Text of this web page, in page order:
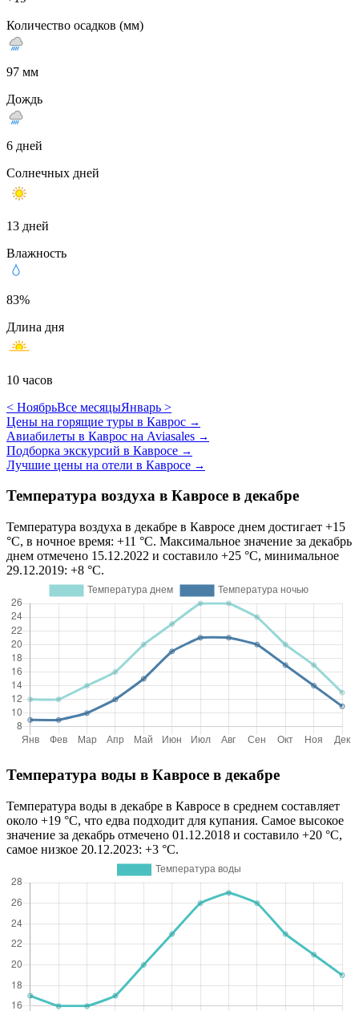
Количество осадков (мм)
97 мм
Дождь
6 дней
Солнечных дней
13 дней
Влажность
83%
Длина дня
10 часов
< НоябрьВсе месяцыЯнварь >
Цены на горящие туры в Каврос →
Авиабилеты в Каврос на Aviasales →
Подборка экскурсий в Кавросе →
Лучшие цены на отели в Кавросе →
Температура воздуха в Кавросе в декабре
Температура воздуха в декабре в Кавросе днем достигает +15
°C, в ночное время: +11 °C. Максимальное значение за декабрь
днем отмечено 15.12.2022 и составило +25 °C, минимальное
29.12.2019: +8 °C.
Температура воды в Кавросе в декабре
Температура воды в декабре в Кавросе в среднем составляет
около +19 °C, что едва подходит для купания. Самое высокое
значение за декабрь отмечено 01.12.2018 и составило +20 °C,
самое низкое 20.12.2023: +3 °C.